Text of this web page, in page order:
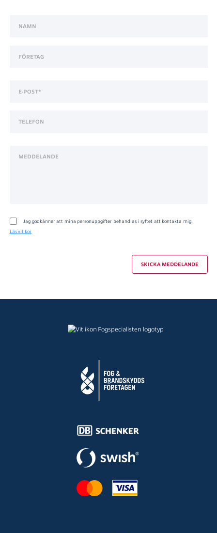
Jag godkänner att mina personuppgifter behandlas i syftet att kontakta mig.
Läs villkor
SKICKA MEDDELANDE